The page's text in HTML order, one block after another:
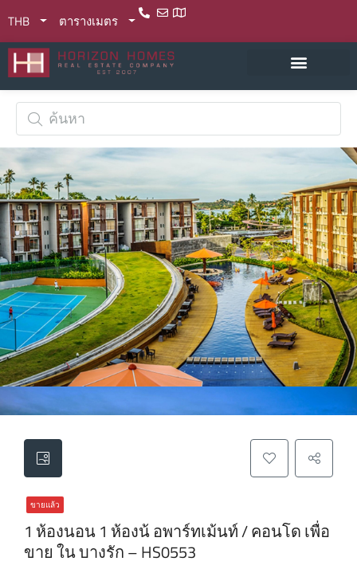
THB ตารางเมตร
ขายแล้ว
1 ห้องนอน 1 ห้องน้ อพาร์ทเม้นท์ / คอนโด เพื่อ
ขาย ใน บางรัก – HS0553